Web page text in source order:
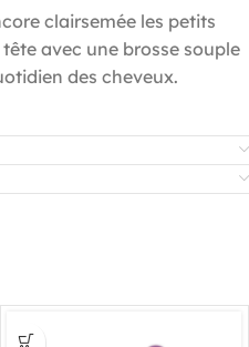
clairsemée les petits
avec une brosse souple
des cheveux.